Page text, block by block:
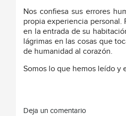
Nos confiesa sus errores
propia experiencia
en la entrada de su
lágrimas en las cosas que
de humanidad al corazón.
Somos lo que hemos leído y
Deja un comentario